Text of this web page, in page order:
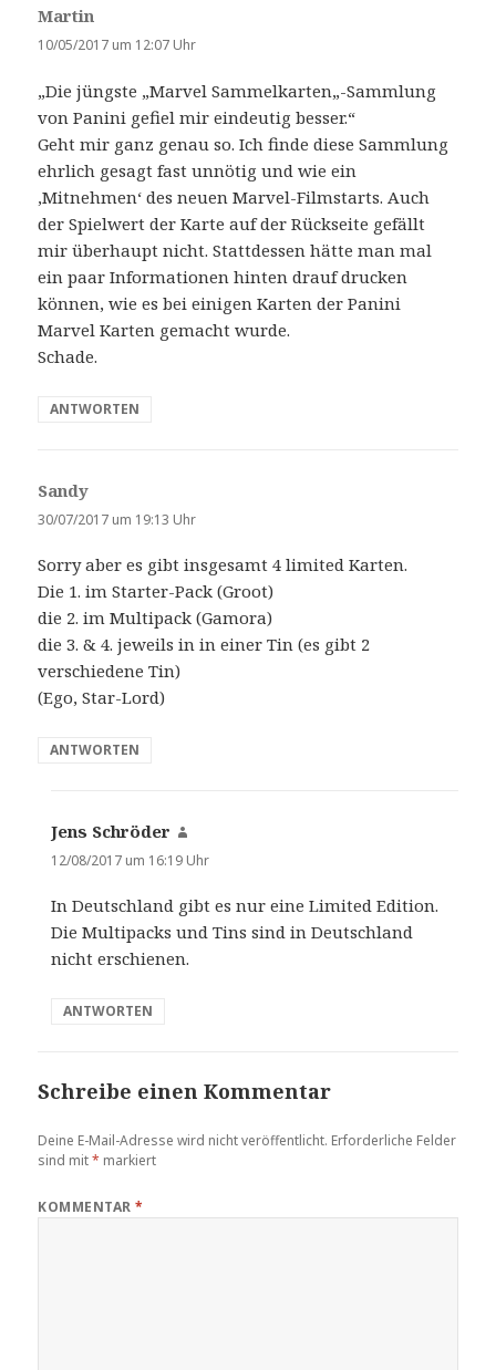
Martin
a
t
:
10/05/2017 um 12:07 Uhr
„Die jüngste „Marvel Sammelkarten„-Sammlung
von Panini gefiel mir eindeutig besser.“
Geht mir ganz genau so. Ich finde diese Sammlung
ehrlich gesagt fast unnötig und wie ein
‚Mitnehmen‘ des neuen Marvel-Filmstarts. Auch
der Spielwert der Karte auf der Rückseite gefällt
mir überhaupt nicht. Stattdessen hätte man mal
ein paar Informationen hinten drauf drucken
können, wie es bei einigen Karten der Panini
Marvel Karten gemacht wurde.
Schade.
ANTWORTEN
Sandy
a
t
:
30/07/2017 um 19:13 Uhr
Sorry aber es gibt insgesamt 4 limited Karten.
Die 1. im Starter-Pack (Groot)
die 2. im Multipack (Gamora)
die 3. & 4. jeweils in in einer Tin (es gibt 2
verschiedene Tin)
(Ego, Star-Lord)
ANTWORTEN
Jens Schröder
a
t
:
12/08/2017 um 16:19 Uhr
In Deutschland gibt es nur eine Limited Edition.
Die Multipacks und Tins sind in Deutschland
nicht erschienen.
ANTWORTEN
Schreibe einen Kommentar
Deine E-Mail-Adresse wird nicht veröffentlicht. Erforderliche Felder
sind mit* markiert
KOMMENTAR*